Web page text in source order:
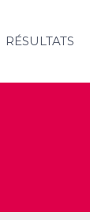
RÉSULTATS